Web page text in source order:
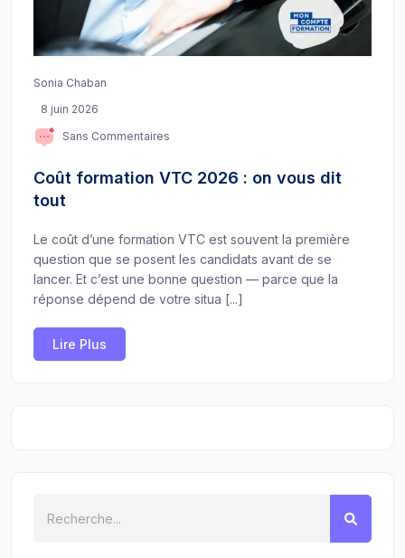
Sonia Chaban
8 juin 2026
Sans Commentaires
Coût formation VTC 2026 : on vous dit
tout
Le coût d’une formation VTC est souvent la première
question que se posent les candidats avant de se
lancer. Et c’est une bonne question — parce que la
réponse dépend de votre situa [...]
Lire Plus